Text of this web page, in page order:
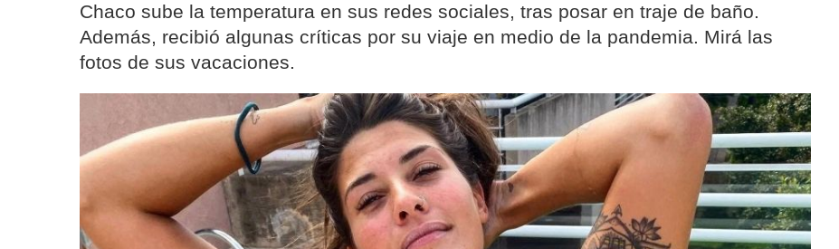
Chaco sube la temperatura en sus redes sociales, tras posar en traje de baño.
Además, recibió algunas críticas por su viaje en medio de la pandemia. Mirá las
fotos de sus vacaciones.